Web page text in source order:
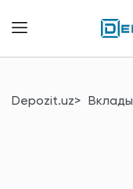
Depozit.uz Вклады